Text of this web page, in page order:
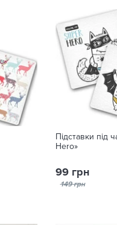
Підставки під
Hero»
99 грн
149 грн